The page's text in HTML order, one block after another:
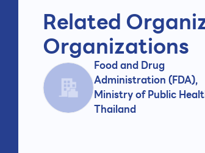
Related
Organizations
Food and Drug
Administration (FDA),
Ministry of Public
Thailand